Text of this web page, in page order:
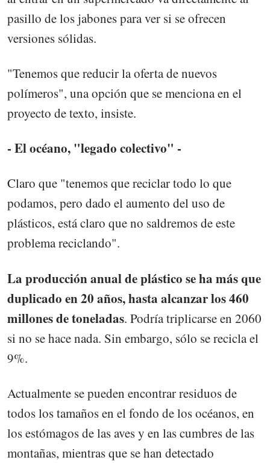
pasillo de los jabones para ver si se ofrecen
versiones sólidas.
"Tenemos que reducir la oferta de nuevos
polímeros", una opción que se menciona en el
proyecto de texto, insiste.
- El océano, "legado colectivo" -
Claro que "tenemos que reciclar todo lo que
podamos, pero dado el aumento del uso de
plásticos, está claro que no saldremos de este
problema reciclando".
La producción anual de plástico se ha más que
duplicado en 20 años, hasta alcanzar los 460
millones de toneladas. Podría triplicarse en 2060
si no se hace nada. Sin embargo, sólo se recicla el
9%.
Actualmente se pueden encontrar residuos de
todos los tamaños en el fondo de los océanos, en
los estómagos de las aves y en las cumbres de las
montañas, mientras que se han detectado